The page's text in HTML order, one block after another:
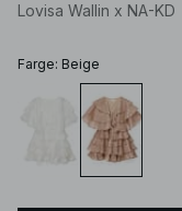
Lovisa Wallin x NA-KD
Farge: Beige